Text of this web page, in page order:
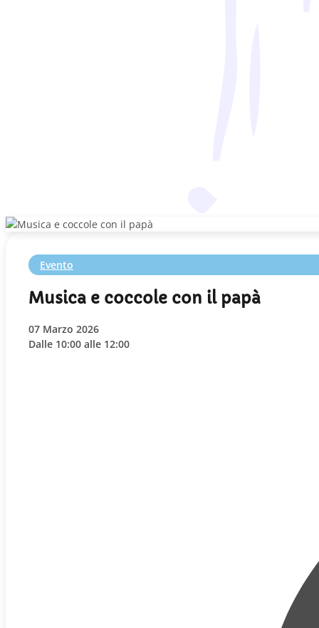
Evento
Musica e coccole con il papà
07 Marzo 2026
Dalle 10:00 alle 12:00